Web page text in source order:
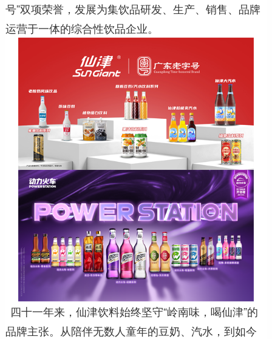
号”双项荣誉，发展为集饮品研发、生产、销售、品牌
运营于一体的综合性饮品企业。
四十一年来，仙津饮料始终坚守“岭南味，喝仙津”的
品牌主张。从陪伴无数人童年的豆奶、汽水，到如今